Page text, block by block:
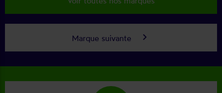
Marque suivante keyboard_arrow_right